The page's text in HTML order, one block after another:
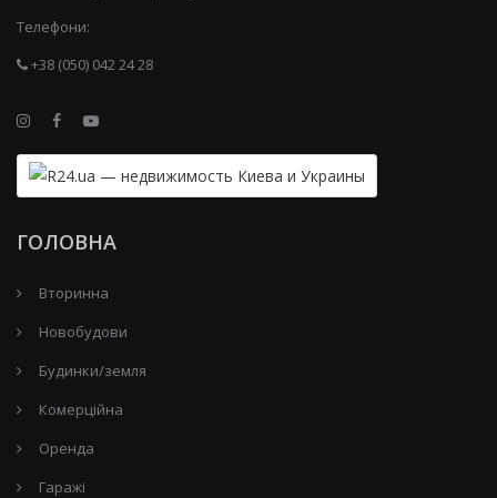
Телефони:
+38 (050) 042 24 28
ГОЛОВНА
Вторинна
Новобудови
Будинки/земля
Комерційна
Оренда
Гаражі